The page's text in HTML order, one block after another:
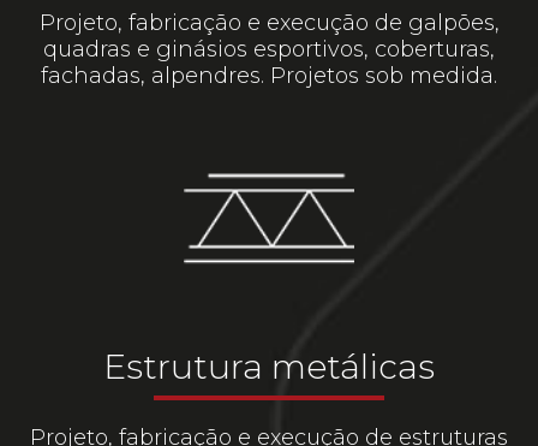
Projeto, fabricação e execução de galpões,
quadras e ginásios esportivos, coberturas,
fachadas, alpendres. Projetos sob medida.
Estrutura metálicas
Projeto, fabricação e execução de estruturas